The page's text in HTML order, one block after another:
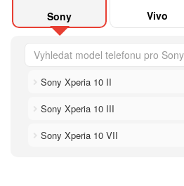
Sony Vivo
Sony Xperia 10 II
Sony Xperia 10 III
Sony Xperia 10 VII